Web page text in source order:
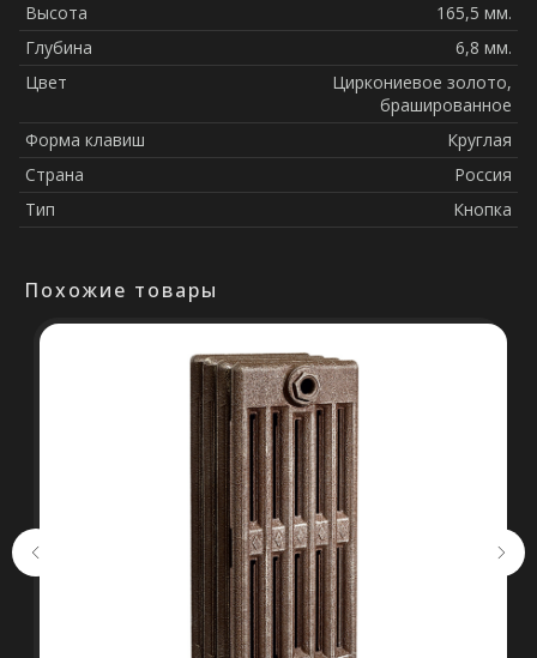
Высота
165,5 мм.
Глубина
6,8 мм.
Цвет
Циркониевое золото,
брашированное
Форма клавиш
Круглая
Страна
Россия
Тип
Кнопка
Похожие товары
Остались вопросы?
Оставьте свои контакты. Наш
специалист свяжется с Вами в
кратчайшие сроки. Мы знаем
насколько важно сделать
правильный выбор.
Консультация